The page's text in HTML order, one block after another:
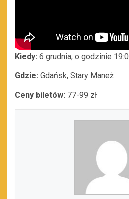
Kiedy: 6 grudnia, o godzinie
Gdzie: Gdańsk, Stary Maneż
Ceny biletów: 77-99 zł